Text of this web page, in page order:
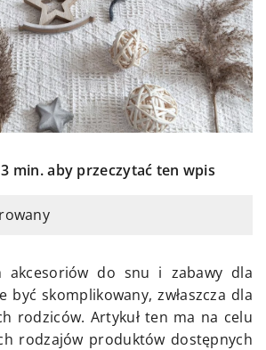
min. aby przeczytać ten wpis
akcesoriów do snu i zabawy dla
być skomplikowany, zwłaszcza dla
rodziców. Artykuł ten ma na celu
rodzajów produktów dostępnych